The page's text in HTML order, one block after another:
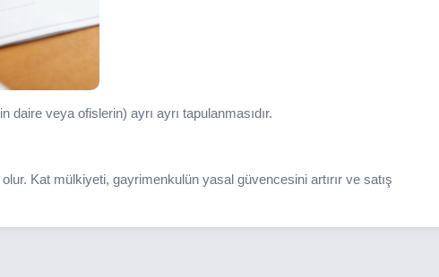
veya ofislerin) ayrı ayrı tapulanmasıdır.
Kat mülkiyeti, gayrimenkulün yasal güvencesini artırır ve satış